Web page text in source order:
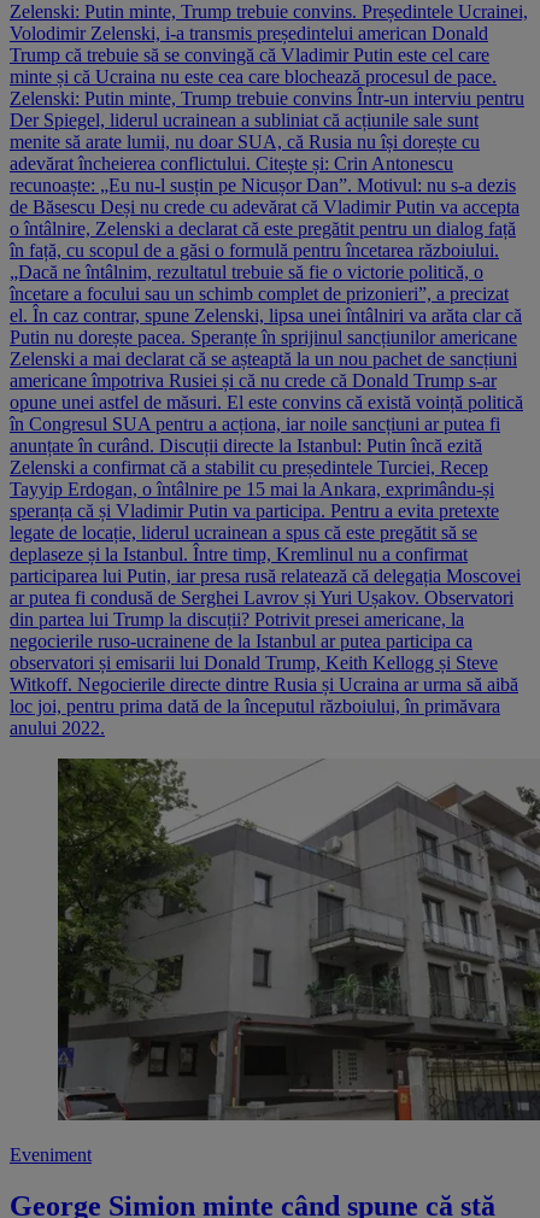
Zelenski: Putin minte, Trump trebuie convins. Președintele Ucrainei,
Volodimir Zelenski, i-a transmis președintelui american Donald
Trump că trebuie să se convingă că Vladimir Putin este cel care
minte și că Ucraina nu este cea care blochează procesul de pace.
Zelenski: Putin minte, Trump trebuie convins Într-un interviu pentru
Der Spiegel, liderul ucrainean a subliniat că acțiunile sale sunt
menite să arate lumii, nu doar SUA, că Rusia nu își dorește cu
adevărat încheierea conflictului. Citește și: Crin Antonescu
recunoaște: „Eu nu-l susțin pe Nicușor Dan”. Motivul: nu s-a dezis
de Băsescu Deși nu crede cu adevărat că Vladimir Putin va accepta
o întâlnire, Zelenski a declarat că este pregătit pentru un dialog față
în față, cu scopul de a găsi o formulă pentru încetarea războiului.
„Dacă ne întâlnim, rezultatul trebuie să fie o victorie politică, o
încetare a focului sau un schimb complet de prizonieri”, a precizat
el. În caz contrar, spune Zelenski, lipsa unei întâlniri va arăta clar că
Putin nu dorește pacea. Speranțe în sprijinul sancțiunilor americane
Zelenski a mai declarat că se așteaptă la un nou pachet de sancțiuni
americane împotriva Rusiei și că nu crede că Donald Trump s-ar
opune unei astfel de măsuri. El este convins că există voință politică
în Congresul SUA pentru a acționa, iar noile sancțiuni ar putea fi
anunțate în curând. Discuții directe la Istanbul: Putin încă ezită
Zelenski a confirmat că a stabilit cu președintele Turciei, Recep
Tayyip Erdogan, o întâlnire pe 15 mai la Ankara, exprimându-și
speranța că și Vladimir Putin va participa. Pentru a evita pretexte
legate de locație, liderul ucrainean a spus că este pregătit să se
deplaseze și la Istanbul. Între timp, Kremlinul nu a confirmat
participarea lui Putin, iar presa rusă relatează că delegația Moscovei
ar putea fi condusă de Serghei Lavrov și Yuri Ușakov. Observatori
din partea lui Trump la discuții? Potrivit presei americane, la
negocierile ruso-ucrainene de la Istanbul ar putea participa ca
observatori și emisarii lui Donald Trump, Keith Kellogg și Steve
Witkoff. Negocierile directe dintre Rusia și Ucraina ar urma să aibă
loc joi, pentru prima dată de la începutul războiului, în primăvara
anului 2022.
Eveniment
George Simion minte când spune că stă